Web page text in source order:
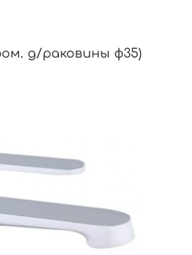
д/раковины ф35)